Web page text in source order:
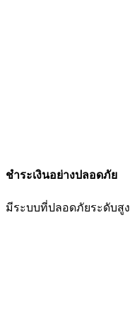
ชำระเงินอย่างปลอดภัย
มีระบบที่ปลอดภัยระดับสูง